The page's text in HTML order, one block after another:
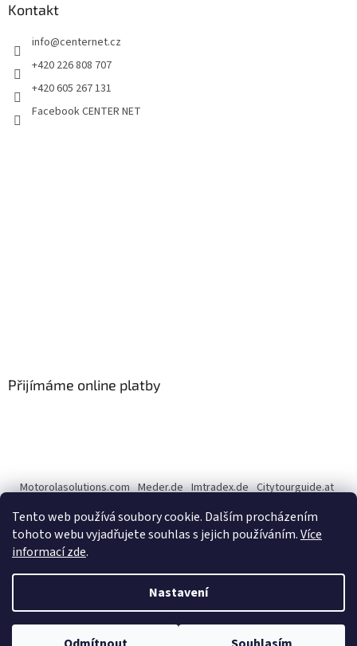
Tento web používá soubory cookie. Dalším procházením
tohoto webu vyjadřujete souhlas s jejich používáním.Více
informací zde.
Nastavení
Kontakt
info@centernet.cz
+420 226 808 707
+420 605 267 131
Facebook CENTER NET
Přijímáme online platby
Motorolasolutions.com Meder.de Imtradex.de Citytourguide.at
Copyright 2026CENTERNET.cz. Všechna práva vyhrazena.Upravit